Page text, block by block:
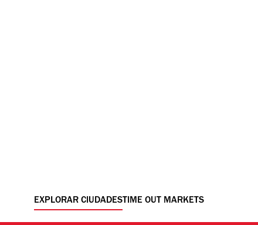
EXPLORAR CIUDADESTIME OUT MARKETS